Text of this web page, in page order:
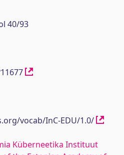
40/93
vocab/InC-EDU/1.0/
Küberneetika Instituut